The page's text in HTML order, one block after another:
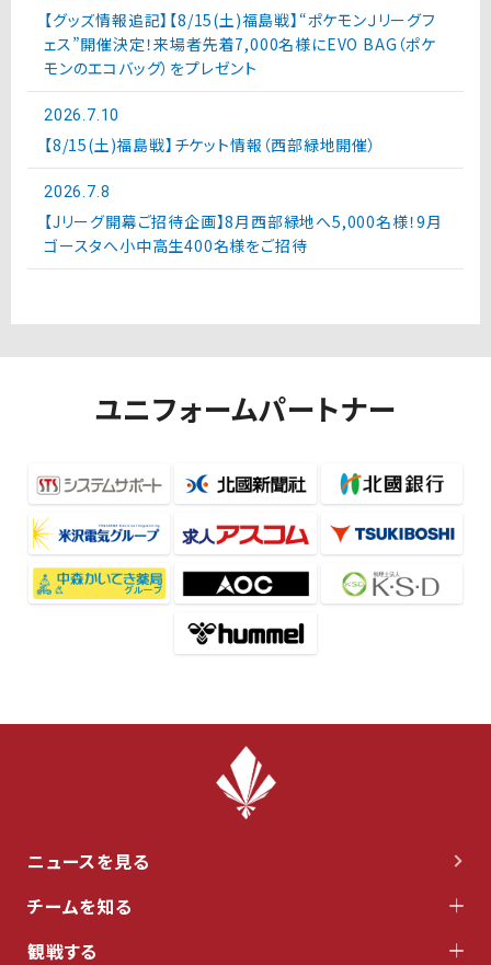
【グッズ情報追記】【8/15(土)福島戦】“ポケモンＪリーグフ
ェス”開催決定！来場者先着7,000名様にEVO BAG（ポケ
モンのエコバッグ）をプレゼント
2026.7.10
【8/15(土)福島戦】チケット情報（西部緑地開催）
2026.7.8
【Jリーグ開幕ご招待企画】8月西部緑地へ5,000名様！9月
ゴースタへ小中高生400名様をご招待
ユニフォームパートナー
ニュースを見る
チームを知る
観戦する